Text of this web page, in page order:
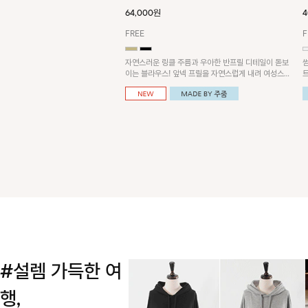
64,000원
FREE
자연스러운 링클 주름과 우아한 반프릴 디테일이 돋보
이는 블라우스! 앞넥 프릴을 자연스럽게 내려 여성스러
운 무드로 연출하거나, 어깨 옆 단추에 걸어 세련된 카
울넥 스타일로 연출할 수 있는 아이템이에요~
#설렘 가득한 여
행,